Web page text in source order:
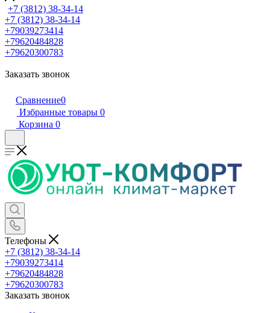
+7 (3812) 38-34-14
+7 (3812) 38-34-14
+79039273414
+79620484828
+79620300783
Заказать звонок
Сравнение0
Избранные товары 0
Корзина 0
Телефоны
+7 (3812) 38-34-14
+79039273414
+79620484828
+79620300783
Заказать звонок